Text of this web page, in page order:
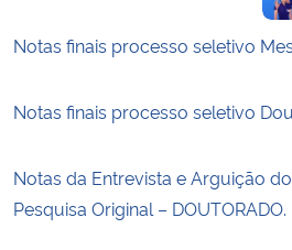
Notas finais processo seletivo
Notas finais processo seletivo
Notas da Entrevista e Arguição
Pesquisa Original – DOUTORADO.